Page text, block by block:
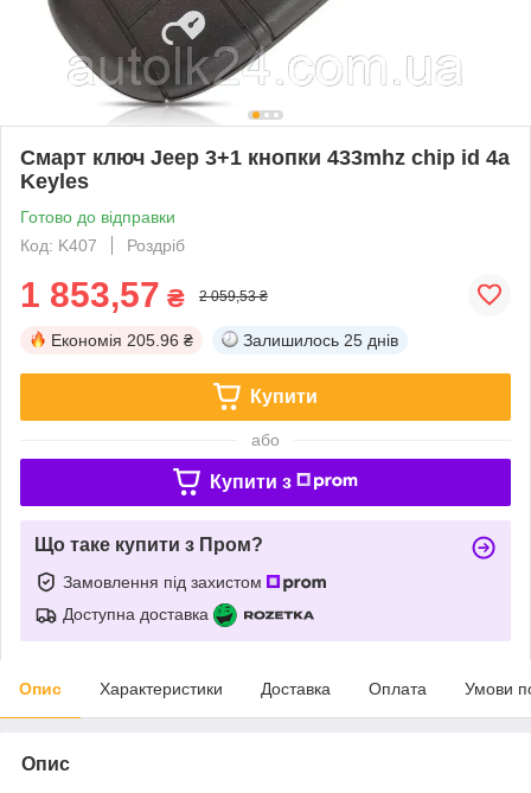
Смарт ключ Jeep 3+1 кнопки 433mhz chip id 4а
Keyles
Готово до відправки
Код: K407
Роздріб
1 853,57 ₴ 2 059,53 ₴
Економія 205.96 ₴ Залишилось 25 днів
Купити
або
Купити з
Що таке купити з Пром?
Замовлення під захистом
Доступна доставка
Опис Характеристики Доставка Оплата Умови
Опис